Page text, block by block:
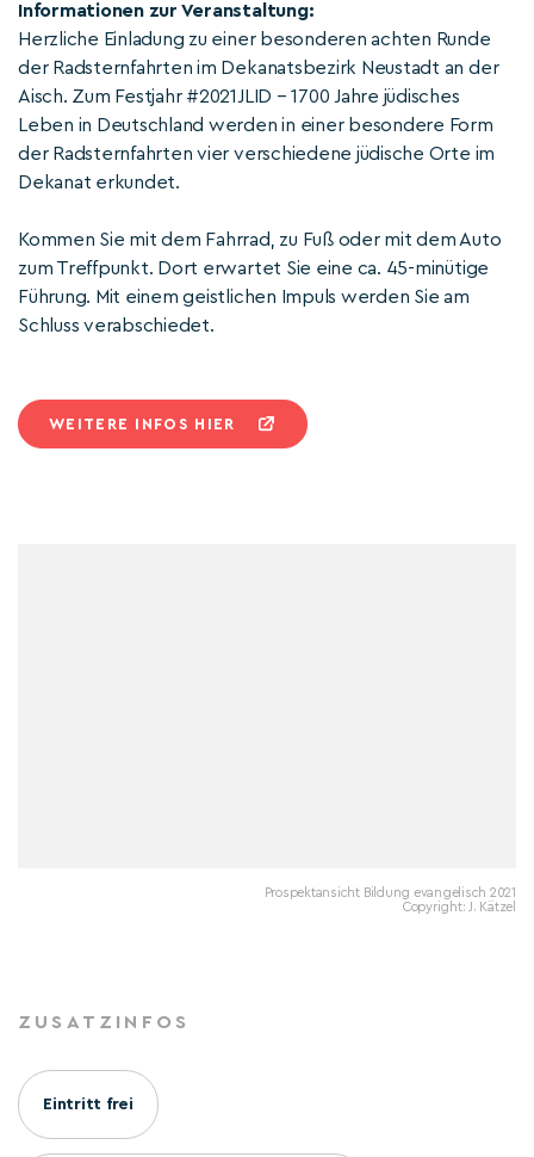
Informationen zur Veranstaltung:
Herzliche Einladung zu einer besonderen achten Runde
der Radsternfahrten im Dekanatsbezirk Neustadt an der
Aisch. Zum Festjahr #2021JLID – 1700 Jahre jüdisches
Leben in Deutschland werden in einer besondere Form
der Radsternfahrten vier verschiedene jüdische Orte im
Dekanat erkundet.
Kommen Sie mit dem Fahrrad, zu Fuß oder mit dem Auto
zum Treffpunkt. Dort erwartet Sie eine ca. 45-minütige
Führung. Mit einem geistlichen Impuls werden Sie am
Schluss verabschiedet.
WEITERE INFOS HIER
Prospektansicht Bildung evangelisch 2021
Copyright: J. Kätzel
ZUSATZINFOS
Eintritt frei